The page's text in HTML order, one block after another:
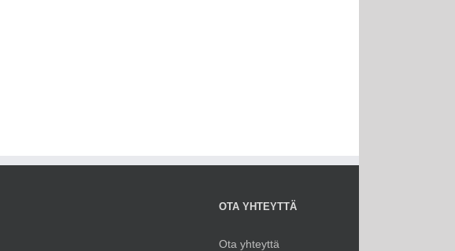
OTA YHTEYTTÄ
Ota yhteyttä